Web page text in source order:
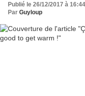
Publié le 26/12/2017 à 16:44
Par Guyloup